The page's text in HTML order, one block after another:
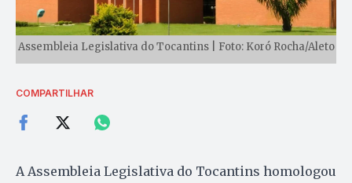
Assembleia Legislativa do Tocantins | Foto: Koró Rocha/Aleto
COMPARTILHAR
A Assembleia Legislativa do Tocantins homologou